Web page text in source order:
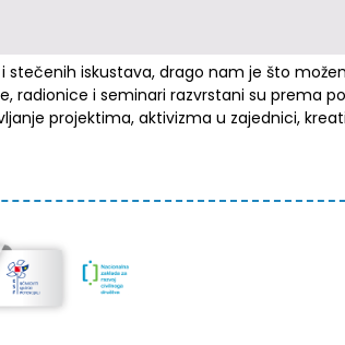
stečenih iskustava, drago nam je što
radionice i seminari razvrstani su prema
projektima, aktivizma u zajednici,